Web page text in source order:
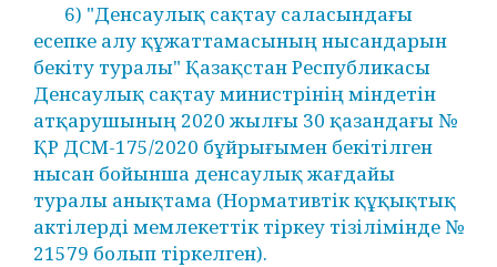
6) "Денсаулық сақтау саласындағы
есепке алу құжаттамасының нысандарын
бекіту туралы" Қазақстан Республикасы
Денсаулық сақтау министрінің міндетін
атқарушының 2020 жылғы 30 қазандағы №
ҚР ДСМ-175/2020 бұйрығымен бекітілген
нысан бойынша денсаулық жағдайы
туралы анықтама (Нормативтік құқықтық
актілерді мемлекеттік тіркеу тізілімінде №
21579 болып тіркелген).